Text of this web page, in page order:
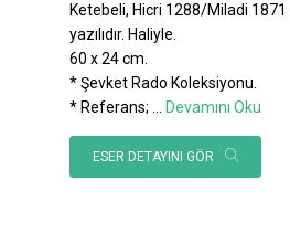
Ketebeli, Hicri 1288/Miladi 1871
yazılıdır. Haliyle.
60 x 24 cm.
* Şevket Rado Koleksiyonu.
* Referans; ... Devamını Oku
ESER DETAYINI GÖR